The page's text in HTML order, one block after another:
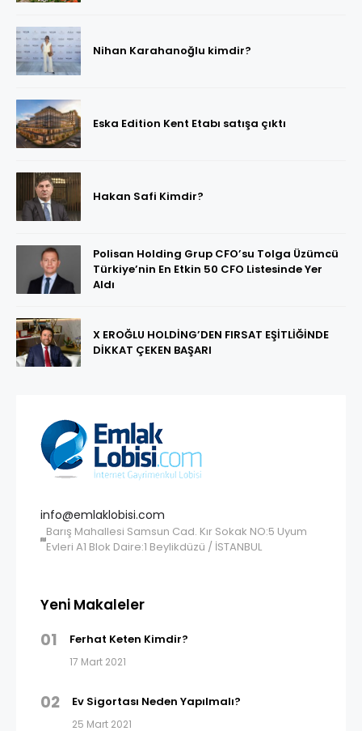
Nihan Karahanoğlu kimdir?
Eska Edition Kent Etabı satışa çıktı
Hakan Safi Kimdir?
Polisan Holding Grup CFO’su Tolga Üzümcü
Türkiye’nin En Etkin 50 CFO Listesinde Yer
Aldı
X EROĞLU HOLDİNG’DEN FIRSAT EŞİTLİĞİNDE
DİKKAT ÇEKEN BAŞARI
info@emlaklobisi.com
Barış Mahallesi Samsun Cad. Kır Sokak NO:5 Uyum
Evleri A1 Blok Daire:1 Beylikdüzü / İSTANBUL
Yeni Makaleler
01 Ferhat Keten Kimdir?
17 Mart 2021
02 Ev Sigortası Neden Yapılmalı?
25 Mart 2021